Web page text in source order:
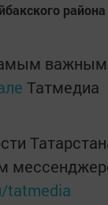
Татмедиа
tatmedia